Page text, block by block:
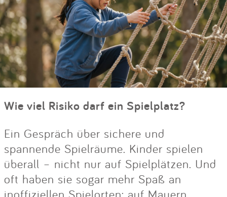
Wie viel Risiko darf ein Spielplatz?
Ein Gespräch über sichere und
spannende Spielräume. Kinder spielen
überall – nicht nur auf Spielplätzen. Und
oft haben sie sogar mehr Spaß an